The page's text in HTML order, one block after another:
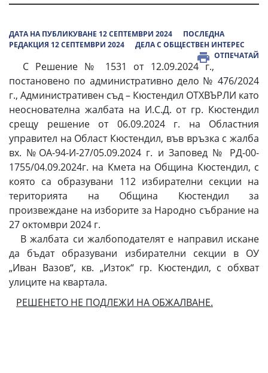
ДАТА НА ПУБЛИКУВАНЕ 12 СЕПТЕМВРИ 2024
ПОСЛЕДНА
РЕДАКЦИЯ 12 СЕПТЕМВРИ 2024
ДЕЛА С ОБЩЕСТВЕН ИНТЕРЕС
ОТПЕЧАТАЙ
С Решение № 1531 от 12.09.2024 г.,
постановено по административно дело № 476/2024
г., Административен съд – Кюстендил ОТХВЪРЛИ като
неоснователна жалбата на И.С.Д. от гр. Кюстендил
срещу решение от 06.09.2024 г. на Областния
управител на Област Кюстендил, във връзка с жалба
вх. №ОА-94-И-27/05.09.2024 г. и Заповед № РД-00-
1755/04.09.2024г. на Кмета на Община Кюстендил, с
която са образувани 112 избирателни секции на
територията на Община Кюстендил за
произвеждане на изборите за Народно събрание на
27 октомври 2024 г.
В жалбата си жалбоподателят е направил искане
да бъдат образувани избирателни секции в ОУ
„Иван Вазов“, кв. „Изток“ гр. Кюстендил, с обхват
улиците на квартала.
РЕШЕНЕТО НЕ ПОДЛЕЖИ НА ОБЖАЛВАНЕ.